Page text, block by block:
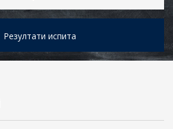
Резултати испита